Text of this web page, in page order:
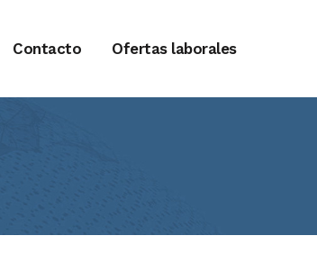
Contacto Ofertas laborales